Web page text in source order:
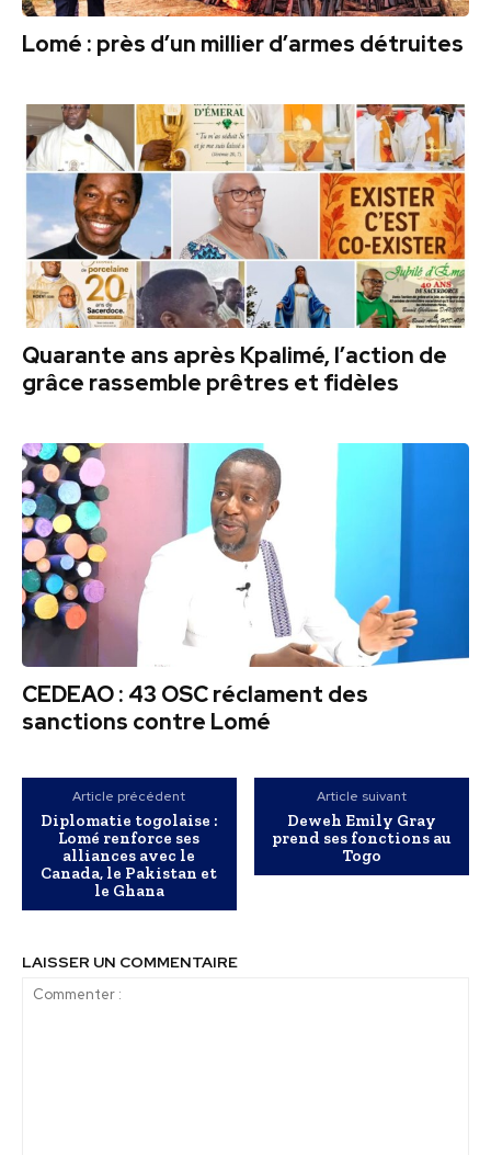
Lomé : près d’un millier d’armes détruites
Quarante ans après Kpalimé, l’action de
grâce rassemble prêtres et fidèles
CEDEAO : 43 OSC réclament des
sanctions contre Lomé
Article précédent
Diplomatie togolaise :
Lomé renforce ses
alliances avec le
Canada, le Pakistan et
le Ghana
Article suivant
Deweh Emily Gray
prend ses fonctions au
Togo
LAISSER UN COMMENTAIRE